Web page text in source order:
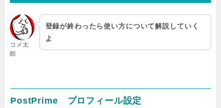
コメ太
郎
登録が終わったら使い方について解説していく
よ
PostPrime プロフィール設定